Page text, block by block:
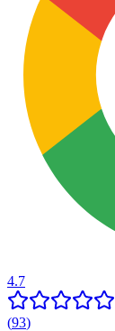
4.7
(93)